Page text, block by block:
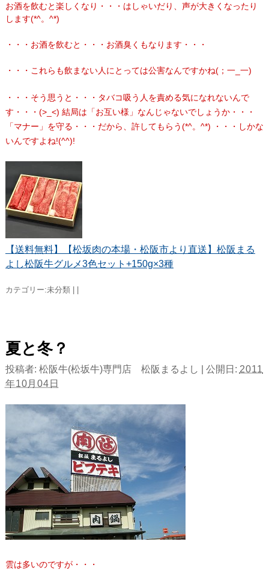
お酒を飲むと楽しくなり・・・はしゃいだり、声が大きくなったり
します(*^。^*)
・・・お酒を飲むと・・・お酒臭くもなります・・・
・・・これらも飲まない人にとっては公害なんですかね(；一_一)
・・・そう思うと・・・タバコ吸う人を責める気になれないんで
す・・・(>_<) 結局は「お互い様」なんじゃないでしょうか・・・
「マナー」を守る・・・だから、許してもらう(*^。^*) ・・・しかな
いんですよね!(^^)!
【送料無料】【松坂肉の本場・松阪市より直送】松阪まる
よし松阪牛グルメ3色セット+150g×3種
カテゴリー:未分類
夏と冬？
投稿者: 松阪牛(松坂牛)専門店 松阪まるよし 公開日: 2011
年10月04日
雲は多いのですが・・・